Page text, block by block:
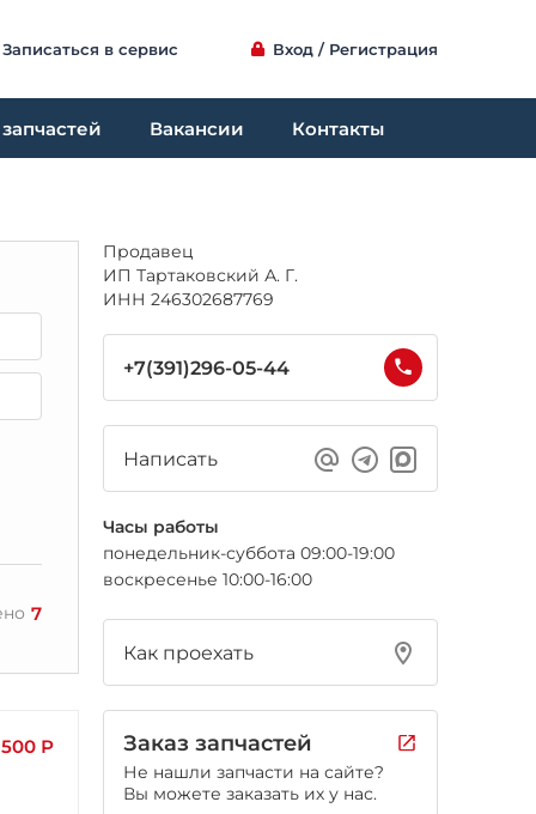
Записаться в сервис Вход / Регистрация
Вакансии Контакты
7
500 Р
Продавец
ИП Тартаковский А. Г.
ИНН 246302687769
+7(391)296-05-44
Написать
Часы работы
понедельник-суббота 09:00-19:00
воскресенье 10:00-16:00
Как проехать
Заказ запчастей
Не нашли запчасти на сайте?
Вы можете заказать их у нас.